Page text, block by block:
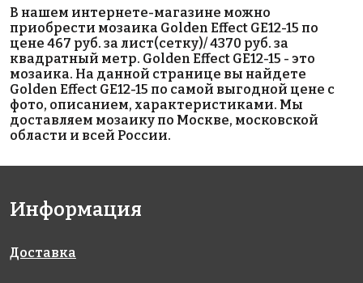
JNJ IC 89
327x327
Rose AJ 181
327x327
Rose AJ 06(2)
327x327
5795 руб./м²
327x327
11735 руб./м²
4896 руб./м²
В нашем интернете-магазине можно
приобрести мозаика Golden Effect GE12-15 по
цене 467 руб. за лист(сетку)/ 4370 руб. за
квадратный метр. Golden Effect GE12-15 - это
мозаика. На данной странице вы найдете
Golden Effect GE12-15 по самой выгодной цене с
фото, описанием, характеристиками. Мы
доставляем мозаику по Москве, московской
области и всей России.
Информация
Доставка